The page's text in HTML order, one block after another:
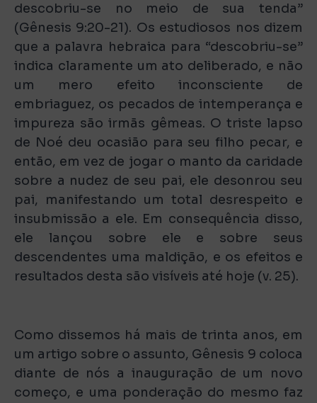
descobriu-se no meio de sua tenda”
(Gênesis 9:20-21). Os estudiosos nos dizem
que a palavra hebraica para “descobriu-se”
indica claramente um ato deliberado, e não
um mero efeito inconsciente de
embriaguez, os pecados de intemperança e
impureza são irmãs gêmeas. O triste lapso
de Noé deu ocasião para seu filho pecar, e
então, em vez de jogar o manto da caridade
sobre a nudez de seu pai, ele desonrou seu
pai, manifestando um total desrespeito e
insubmissão a ele. Em consequência disso,
ele lançou sobre ele e sobre seus
descendentes uma maldição, e os efeitos e
resultados desta são visíveis até hoje (v. 25).
Como dissemos há mais de trinta anos, em
um artigo sobre o assunto, Gênesis 9 coloca
diante de nós a inauguração de um novo
começo, e uma ponderação do mesmo faz